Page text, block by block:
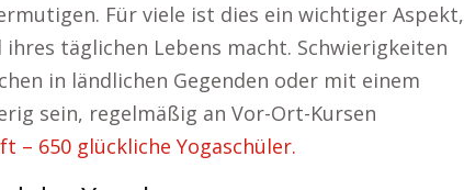
Für viele ist dies ein wichtiger Aspekt,
täglichen Lebens macht. Schwierigkeiten
in ländlichen Gegenden oder mit einem
sein, regelmäßig an Vor-Ort-Kursen
– 650 glückliche Yogaschüler.